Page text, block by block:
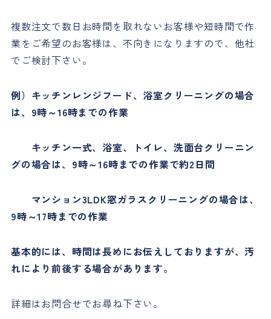
複数注文で数日お時間を取れないお客様や短時間で作
業をご希望のお客様は、不向きになりますので、他社
でご検討下さい。
例）キッチンレンジフード、浴室クリーニングの場合
は、9時～16時までの作業
キッチン一式、浴室、トイレ、洗面台クリーニン
グの場合は、9時～16時までの作業で約2日間
マンション3LDK窓ガラスクリーニングの場合は、
9時～17時までの作業
基本的には、時間は長めにお伝えしておりますが、汚
れにより前後する場合があります。
詳細はお問合せでお尋ね下さい。